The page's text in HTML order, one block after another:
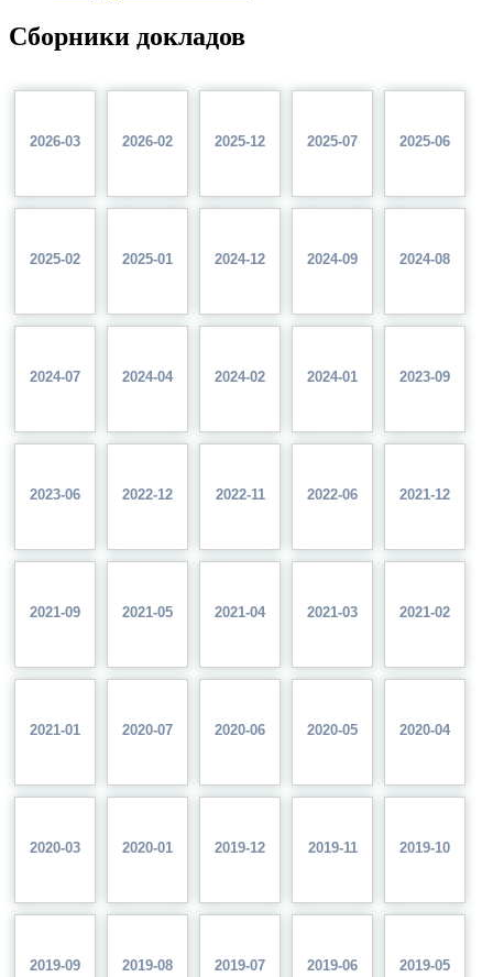
Сборники докладов
2026-03 2026-02 2025-12 2025-07 2025-06
2025-02 2025-01 2024-12 2024-09 2024-08
2024-07 2024-04 2024-02 2024-01 2023-09
2023-06 2022-12 2022-11 2022-06 2021-12
2021-09 2021-05 2021-04 2021-03 2021-02
2021-01 2020-07 2020-06 2020-05 2020-04
2020-03 2020-01 2019-12 2019-11 2019-10
2019-09 2019-08 2019-07 2019-06 2019-05